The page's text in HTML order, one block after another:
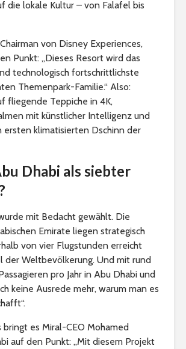
die lokale Kultur – von Falafel bis
Chairman von Disney Experiences,
Punkt: „Dieses Resort wird das
technologisch fortschrittlichste
Themenpark-Familie.“ Also:
fliegende Teppiche in 4K,
mit künstlicher Intelligenz und
ersten klimatisierten Dschinn der
Dhabi als siebter
mit Bedacht gewählt. Die
Emirate liegen strategisch
von vier Flugstunden erreicht
der Weltbevölkerung. Und mit rund
pro Jahr in Abu Dhabi und
keine Ausrede mehr, warum man es
bringt es Miral-CEO Mohamed
auf den Punkt: „Mit diesem Projekt